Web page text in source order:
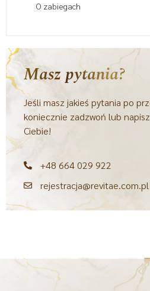
O zabiegach
Masz pytania?
Jeśli masz jakieś pytania po
koniecznie zadzwoń lub
Ciebie!
+48 664 029 922
rejestracja@revitae.com.pl